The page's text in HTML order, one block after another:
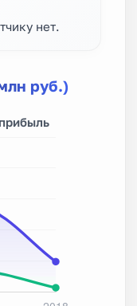
нет.
руб.)